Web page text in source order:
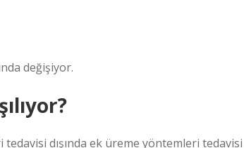
değişiyor.
dışında ek üreme yöntemleri tedavisi